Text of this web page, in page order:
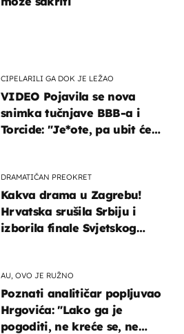
CIPELARILI GA DOK JE LEŽAO
VIDEO Pojavila se nova
snimka tučnjave BBB-a i
Torcide: "Je*ote, pa ubit će
DRAMATIČAN PREOKRET
Kakva drama u Zagrebu!
Hrvatska srušila Srbiju i
izborila finale Svjetskog
AU, OVO JE RUŽNO
Poznati analitičar popljuvao
Hrgovića: "Lako ga je
pogoditi, ne kreće se, ne